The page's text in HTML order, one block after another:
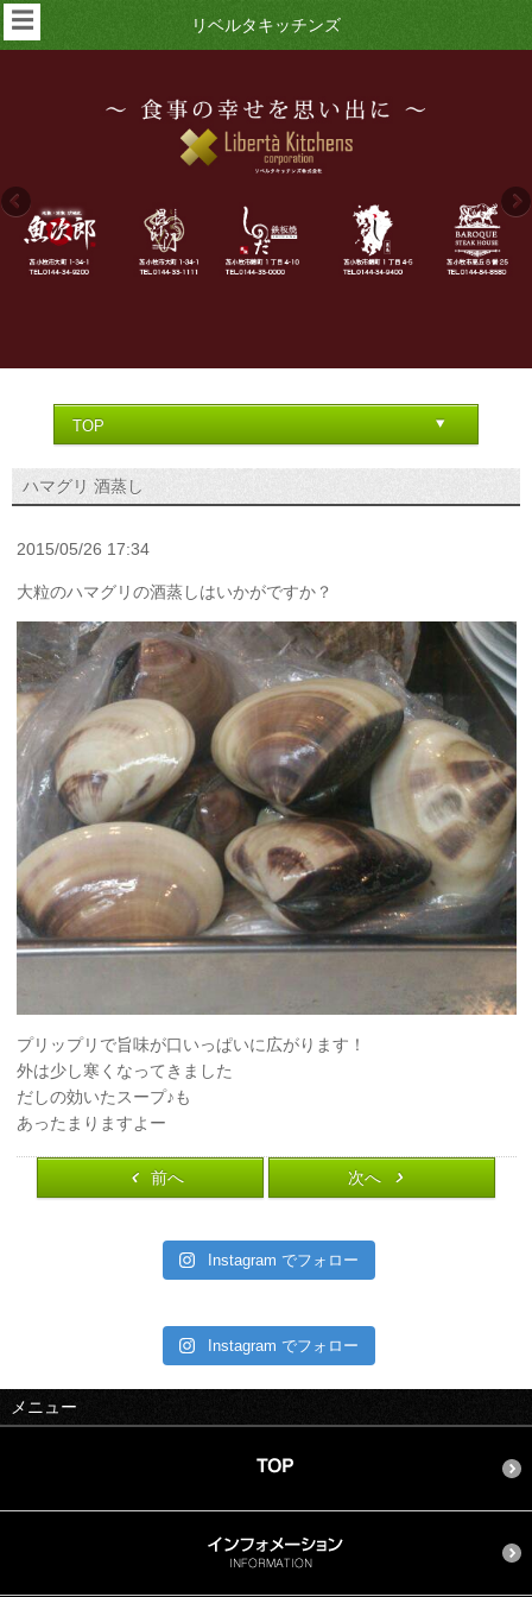
リベルタキッチンズ
☰
ハマグリ 酒蒸し
2015/05/26 17:34
大粒のハマグリの酒蒸しはいかがですか？
プリップリで旨味が口いっぱいに広がります！
外は少し寒くなってきました
だしの効いたスープ♪も
あったまりますよー
前へ 次へ
Instagram でフォロー
Instagram でフォロー
メニュー